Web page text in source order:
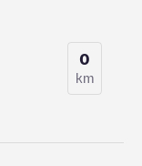
0
km